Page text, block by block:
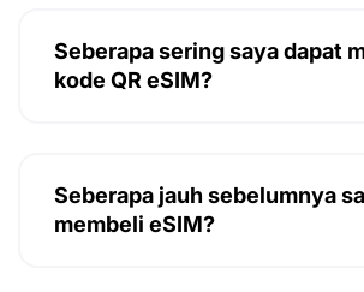
Seberapa sering saya dapat
kode QR eSIM?
Seberapa jauh sebelumnya
membeli eSIM?